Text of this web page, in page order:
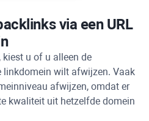
via een URL
kiest u of u alleen de
linkdomein wilt afwijzen. Vaak
afwijzen, omdat er
kwaliteit uit hetzelfde domein